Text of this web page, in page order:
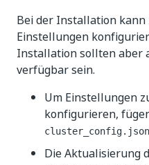
Bei der Installation
Einstellungen
Installation sollten aber
verfügbar sein.
Um Einstellungen
konfigurieren,
cluster_config.json
Die Aktualisierung